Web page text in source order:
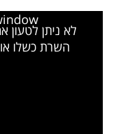
עוד תוכן